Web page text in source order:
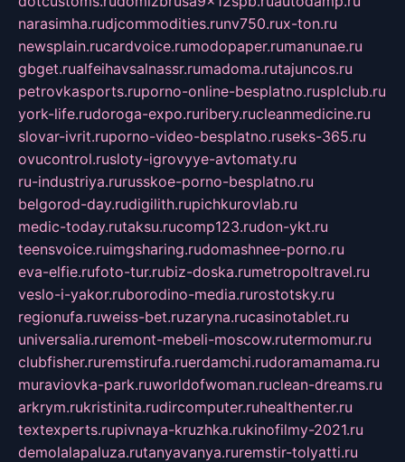
narasimha.rudjcommodities.runv750.rux-ton.ru
newsplain.rucardvoice.rumodopaper.rumanunae.ru
gbget.rualfeihavsalnassr.rumadoma.rutajuncos.ru
petrovkasports.ruporno-online-besplatno.rusplclub.ru
york-life.rudoroga-expo.ruribery.rucleanmedicine.ru
slovar-ivrit.ruporno-video-besplatno.ruseks-365.ru
ovucontrol.rusloty-igrovyye-avtomaty.ru
ru-industriya.rurusskoe-porno-besplatno.ru
belgorod-day.rudigilith.rupichkurovlab.ru
medic-today.rutaksu.rucomp123.rudon-ykt.ru
teensvoice.ruimgsharing.rudomashnee-porno.ru
eva-elfie.rufoto-tur.rubiz-doska.rumetropoltravel.ru
veslo-i-yakor.ruborodino-media.rurostotsky.ru
regionufa.ruweiss-bet.ruzaryna.rucasinotablet.ru
universalia.ruremont-mebeli-moscow.rutermomur.ru
clubfisher.ruremstirufa.ruerdamchi.rudoramamama.ru
muraviovka-park.ruworldofwoman.ruclean-dreams.ru
arkrym.rukristinita.rudircomputer.ruhealthenter.ru
textexperts.rupivnaya-kruzhka.rukinofilmy-2021.ru
demolalapaluza.rutanyavanya.ruremstir-tolyatti.ru